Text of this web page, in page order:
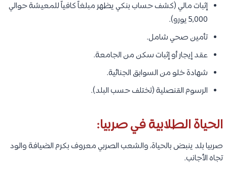
إثبات مالي (كشف حساب بنكي يظهر مبلغاً كافياً للمعيشة حوالي
5,000 يورو).
تأمين صحي شامل.
عقد إيجار أو إثبات سكن من الجامعة.
شهادة خلو من السوابق الجنائية.
الرسوم القنصلية (تختلف حسب البلد).
الحياة الطلابية في صربيا:
صربيا بلد ينبض بالحياة، والشعب الصربي معروف بكرم الضيافة والود
تجاه الأجانب.